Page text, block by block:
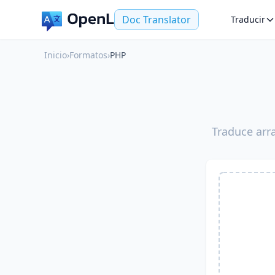
Doc Translator Traducir
Inicio›Formatos›PHP
Traduce